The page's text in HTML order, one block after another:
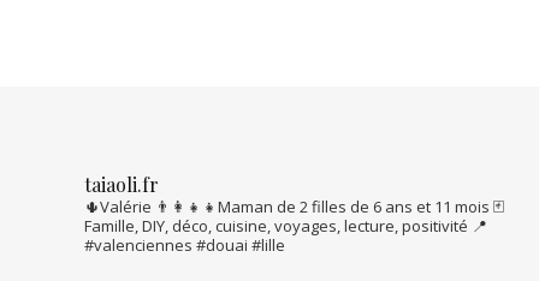
taiaoli.fr
🌵Valérie 👨‍👩‍👧‍👧Maman de 2 filles de 6 ans et 11 mois 🃏
Famille, DIY, déco, cuisine, voyages, lecture, positivité 📍
#valenciennes #douai #lille